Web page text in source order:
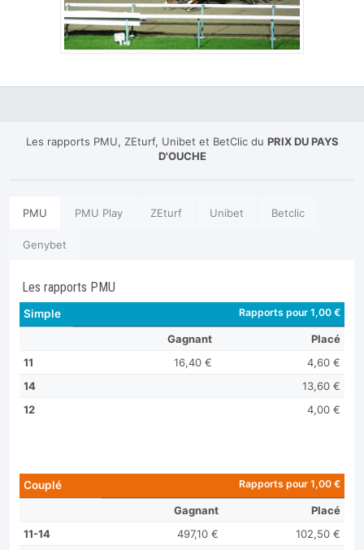
Les rapports PMU, ZEturf, Unibet et BetClic du PRIX DU PAYS
D'OUCHE
PMU PMU Play ZEturf Unibet Betclic
Genybet
Les rapports PMU
Simple Rapports pour 1,00 €
Gagnant
Placé
11
16,40 €
4,60 €
14
13,60 €
12
4,00 €
Couplé Rapports pour 1,00 €
Gagnant
Placé
11-14
497,10 €
102,50 €